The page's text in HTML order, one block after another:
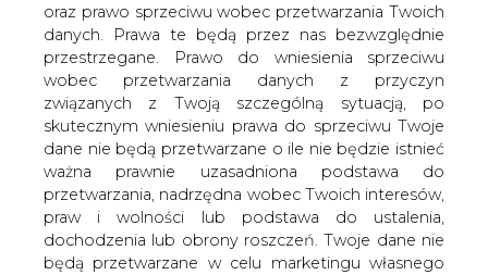
oraz prawo sprzeciwu wobec przetwarzania Twoich
danych. Prawa te będą przez nas bezwzględnie
przestrzegane. Prawo do wniesienia sprzeciwu
wobec przetwarzania danych z przyczyn
związanych z Twoją szczególną sytuacją, po
skutecznym wniesieniu prawa do sprzeciwu Twoje
dane nie będą przetwarzane o ile nie będzie istnieć
ważna prawnie uzasadniona podstawa do
przetwarzania, nadrzędna wobec Twoich interesów,
praw i wolności lub podstawa do ustalenia,
dochodzenia lub obrony roszczeń. Twoje dane nie
będą przetwarzane w celu marketingu własnego